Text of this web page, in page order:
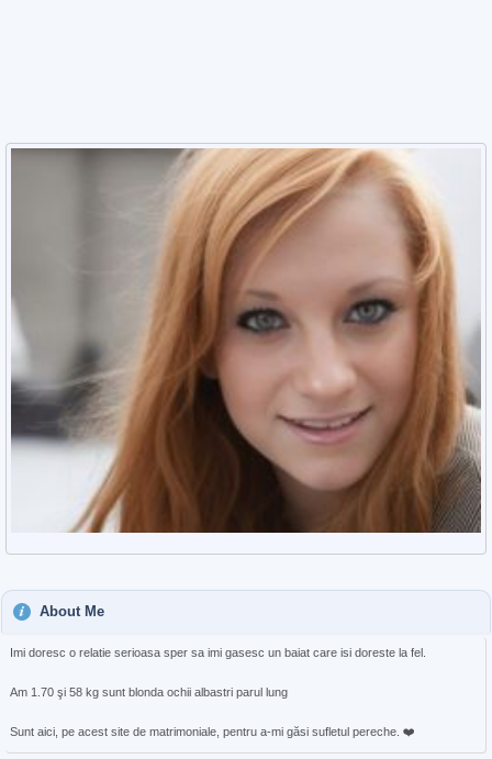
About Me
Imi doresc o relatie serioasa sper sa imi gasesc un baiat care isi doreste la fel.
Am 1.70 şi 58 kg sunt blonda ochii albastri parul lung
Sunt aici, pe acest site de matrimoniale, pentru a-mi găsi sufletul pereche. ❤️